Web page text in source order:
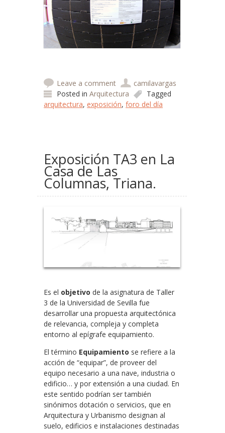
Leave a comment
camilavargas
Posted inArquitectura
Tagged
arquitectura,exposición,foro del día
Exposición TA3 en La
Casa de Las
Columnas, Triana.
Es el objetivo de la asignatura de Taller
3 de la Universidad de Sevilla fue
desarrollar una propuesta arquitectónica
de relevancia, compleja y completa
entorno al epígrafe equipamiento.
El término Equipamiento se refiere a la
acción de “equipar”, de proveer del
equipo necesario a una nave, industria o
edificio… y por extensión a una ciudad. En
este sentido podrían ser también
sinónimos dotación o servicios, que en
Arquitectura y Urbanismo designan al
suelo, edificios e instalaciones destinadas